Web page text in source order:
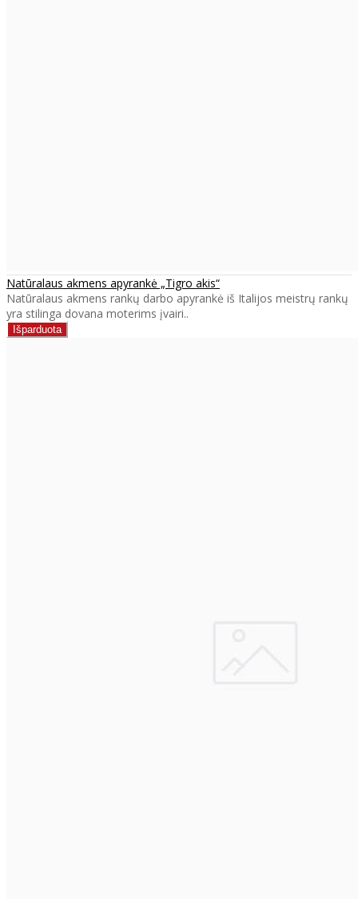
Natūralaus akmens apyrankė „Tigro akis“
Natūralaus akmens rankų darbo apyrankė iš Italijos meistrų rankų
yra stilinga dovana moterims įvairi..